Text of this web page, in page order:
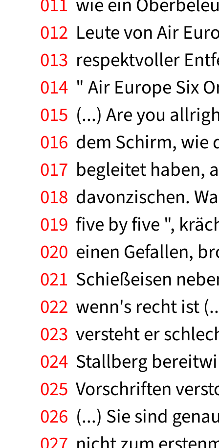
012 Leute von Air
013 respektvoller
014 " Air Europe Six
015 (...) Are you
016 dem Schirm, wie
017 begleitet haben,
018 davonzischen.
019 five by five ",
020 einen Gefallen,
021 Schießeisen
022 wenn's recht ist
023 versteht er
024 Stallberg
025 Vorschriften
026 (...) Sie sind